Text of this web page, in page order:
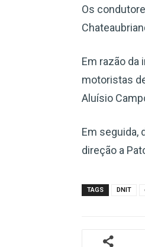
Os
Em razão da
motoristas
Aluísio
Em seguida,
direção a
TAGS DNIT